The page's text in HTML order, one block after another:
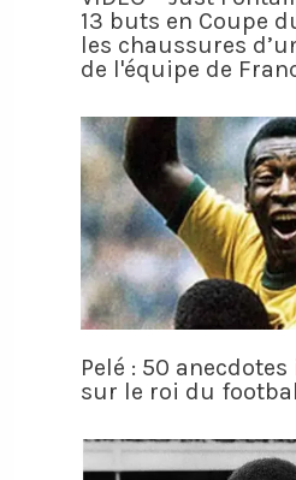
13 buts en Coupe
les chaussures
de l'équipe de
Pelé : 50
sur le roi du